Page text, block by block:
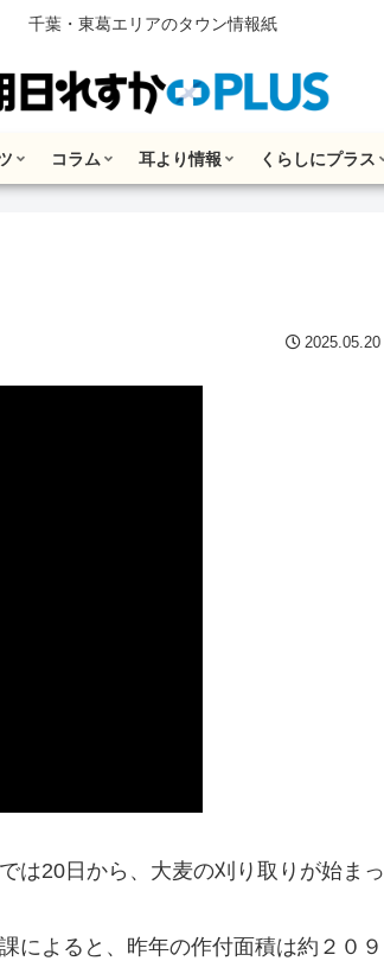
千葉・東葛エリアのタウン情報紙
コラム 耳より情報 くらしにプラス
2025.05.20
は20日から、大麦の刈り取りが始まっ
によると、昨年の作付面積は約２０９